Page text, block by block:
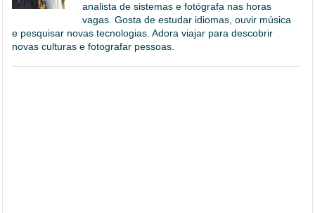
analista de sistemas e fotógrafa nas horas
vagas. Gosta de estudar idiomas, ouvir música
e pesquisar novas tecnologias. Adora viajar para descobrir
novas culturas e fotografar pessoas.